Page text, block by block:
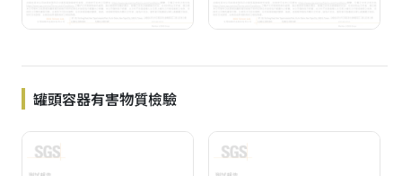
罐頭容器有害物質檢驗